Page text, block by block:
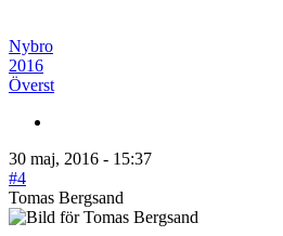
Nybro
2016
Överst
30 maj, 2016 - 15:37
#4
Tomas Bergsand